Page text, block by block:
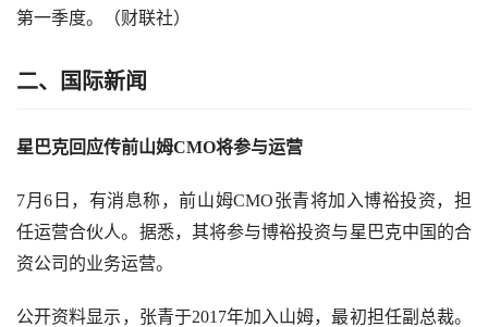
第一季度。（财联社）
二、国际新闻
星巴克回应传前山姆CMO将参与运营
7月6日，有消息称，前山姆CMO张青将加入博裕投资，担
任运营合伙人。据悉，其将参与博裕投资与星巴克中国的合
资公司的业务运营。
公开资料显示，张青于2017年加入山姆，最初担任副总裁。